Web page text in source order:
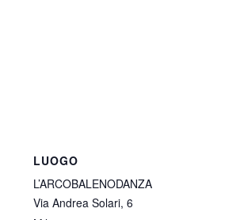
LUOGO
L’ARCOBALENODANZA
Via Andrea Solari, 6